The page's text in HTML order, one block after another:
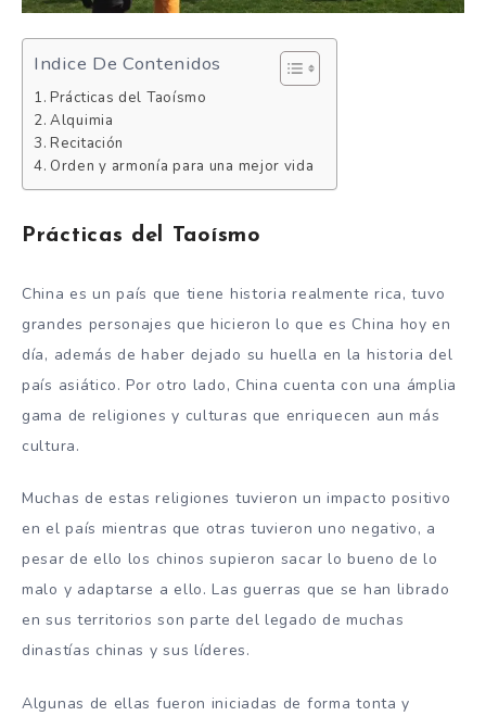
Indice De Contenidos
Prácticas del Taoísmo
Alquimia
Recitación
Orden y armonía para una mejor vida
Prácticas del Taoísmo
China es un país que tiene historia realmente rica, tuvo
grandes personajes que hicieron lo que es China hoy en
día, además de haber dejado su huella en la historia del
país asiático. Por otro lado, China cuenta con una ámplia
gama de religiones y culturas que enriquecen aun más
cultura.
Muchas de estas religiones tuvieron un impacto positivo
en el país mientras que otras tuvieron uno negativo, a
pesar de ello los chinos supieron sacar lo bueno de lo
malo y adaptarse a ello. Las guerras que se han librado
en sus territorios son parte del legado de muchas
dinastías chinas y sus líderes.
Algunas de ellas fueron iniciadas de forma tonta y